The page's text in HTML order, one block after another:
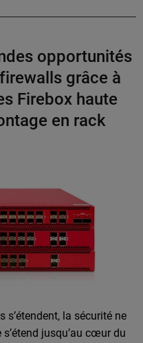
opportunités
grâce à
Firebox haute
en rack
s’étendent, la sécurité ne
jusqu’au cœur du